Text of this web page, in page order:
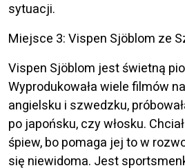
sytuacji.
Miejsce 3: Vispen Sjöblom ze
Vispen Sjöblom jest świetną
Wyprodukowała wiele filmów
angielsku i szwedzku,
po japońsku, czy włosku.
śpiew, bo pomaga jej to w
się niewidoma. Jest